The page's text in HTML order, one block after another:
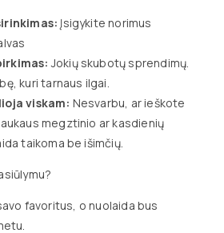
Įsigykite norimus
Jokių skubotų sprendimų.
kuri tarnaus ilgai.
viskam: Nesvarbu, ar ieškote
megztinio ar kasdienių
taikoma be išimčių.
favoritus, o nuolaida bus